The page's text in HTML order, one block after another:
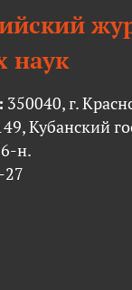
наук
350040, г.
Кубанский
н.
27